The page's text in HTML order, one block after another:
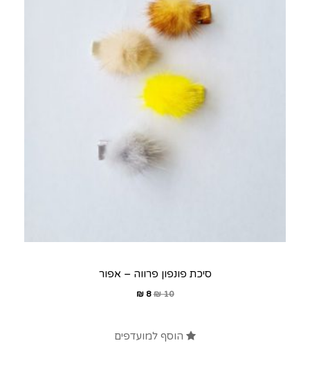
סיכת פונפון פרווה – אפור
10
₪
8
₪
הוסף למועדפים